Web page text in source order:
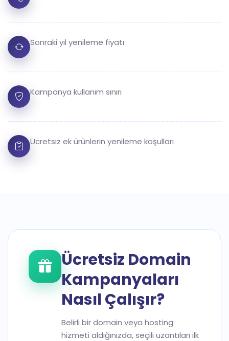
Sonraki yıl yenileme fiyatı
Kampanya kullanım sınırı
Ücretsiz ek ürünlerin yenileme koşulları
Ücretsiz Domain
Kampanyaları
Nasıl Çalışır?
Belirli bir domain veya hosting
hizmeti aldığınızda, seçili uzantıları ilk